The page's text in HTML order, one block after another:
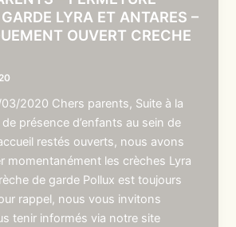
LYRA ET ANTARES –
OUVERT CRECHE
2020 Chers parents, Suite à la
présence d’enfants au sein de
restés ouverts, nous avons
momentanément les crèches Lyra
de garde Pollux est toujours
rappel, nous vous invitons
tenir informés via notre site